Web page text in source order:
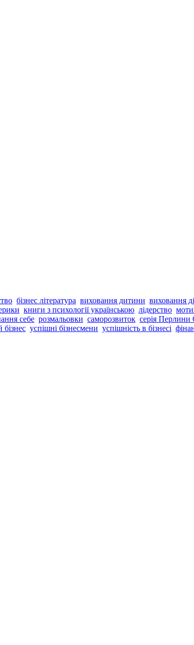
бізнес література виховання дитини виховання
книги з психології українською лідерство
себе розмальовки саморозвиток серія Перлини
бізнес успішні бізнесмени успішність в бізнесі